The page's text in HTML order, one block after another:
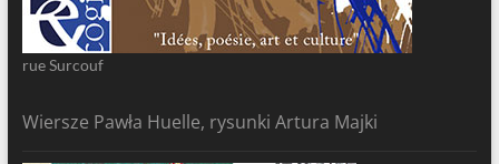
rue Surcouf
Wiersze Pawła Huelle, rysunki Artura Majki